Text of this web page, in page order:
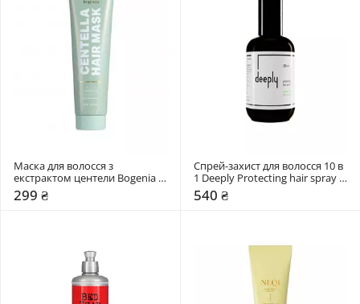
Маска для волосся з
екстрактом центели Bogenia
Centella
299 ₴
Спрей-захист для волосся 10 в
1 Deeply Protecting hair spray
10 in 1
540 ₴